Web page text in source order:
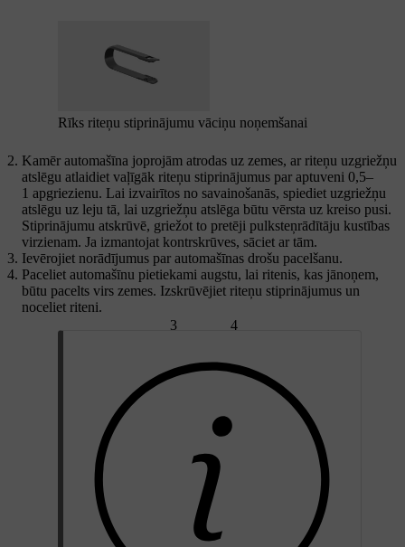
Rīks riteņu stiprinājumu vāciņu noņemšanai
Kamēr automašīna joprojām atrodas uz zemes, ar riteņu uzgriežņu
atslēgu atlaidiet vaļīgāk riteņu stiprinājumus par aptuveni 0,5–
1 apgriezienu. Lai izvairītos no savainošanās, spiediet uzgriežņu
atslēgu uz leju tā, lai uzgriežņu atslēga būtu vērsta uz kreiso pusi.
Stiprinājumu atskrūvē, griežot to pretēji pulksteņrādītāju kustības
virzienam. Ja izmantojat kontrskrūves, sāciet ar tām.
Ievērojiet norādījumus par automašīnas drošu pacelšanu.
Paceliet automašīnu pietiekami augstu, lai ritenis, kas jānoņem,
būtu pacelts virs zemes. Izskrūvējiet riteņu stiprinājumus un
noceliet riteni.
3
4